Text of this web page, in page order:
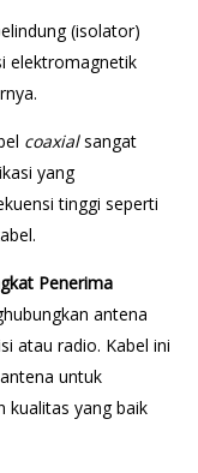
(isolator)
elektromagnetik
coaxialsangat
yang
tinggi seperti
Penerima
antena
atau radio. Kabel ini
untuk
kualitas yang baik